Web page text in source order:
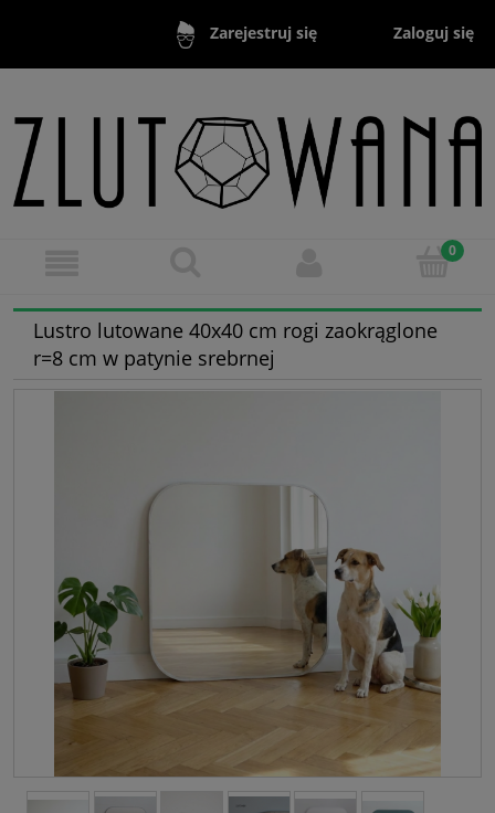
Zarejestruj się Zaloguj się
Lustro lutowane 40x40 cm rogi zaokrąglone
r=8 cm w patynie srebrnej